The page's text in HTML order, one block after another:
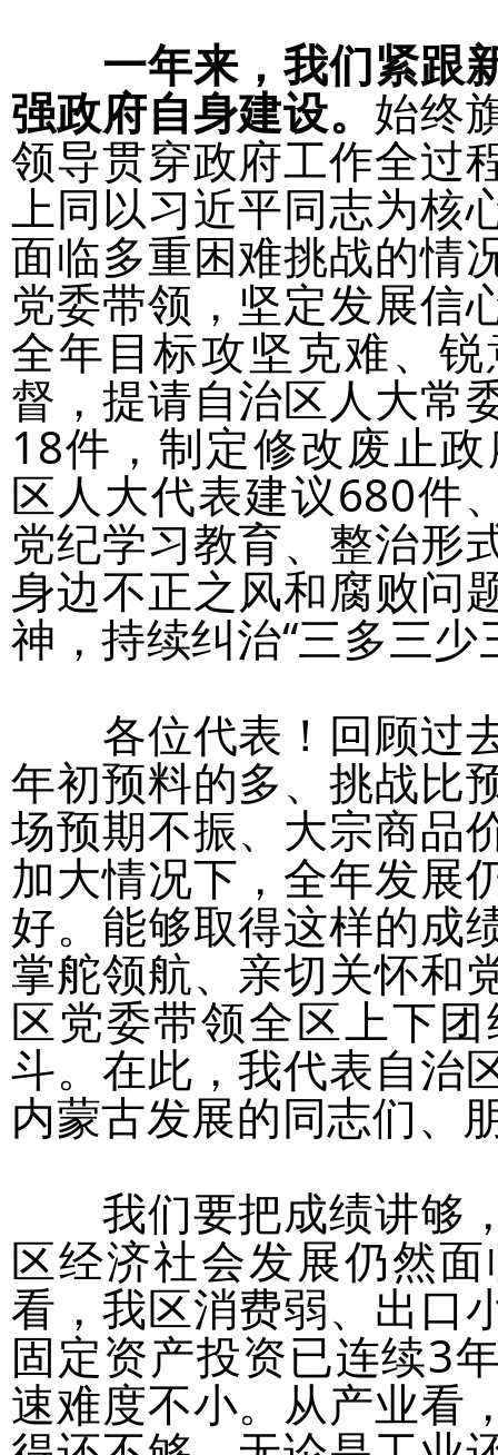
一年来，我们紧跟
强政府自身建设。 始终
领导贯穿政府工作全过
上同以习近平同志为核
面临多重困难挑战的情
党委带领，坚定发展信
全年目标攻坚克难、
督，提请自治区人大常
18件，制定修改废止
区人大代表建议680件
党纪学习教育、整治形
身边不正之风和腐败问
神，持续纠治“三多三少
各位代表！回顾过
年初预料的多、挑战比
场预期不振、大宗商品
加大情况下，全年发展
好。能够取得这样的成
掌舵领航、亲切关怀和
区党委带领全区上下
斗。在此，我代表自治
内蒙古发展的同志们、
我们要把成绩讲够
区经济社会发展仍然
看，我区消费弱、出口
固定资产投资已连续3
速难度不小。从产业看